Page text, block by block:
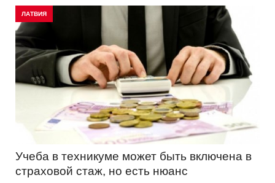
ЛАТВИЯ
Учеба в техникуме может быть включена в
страховой стаж, но есть нюанс